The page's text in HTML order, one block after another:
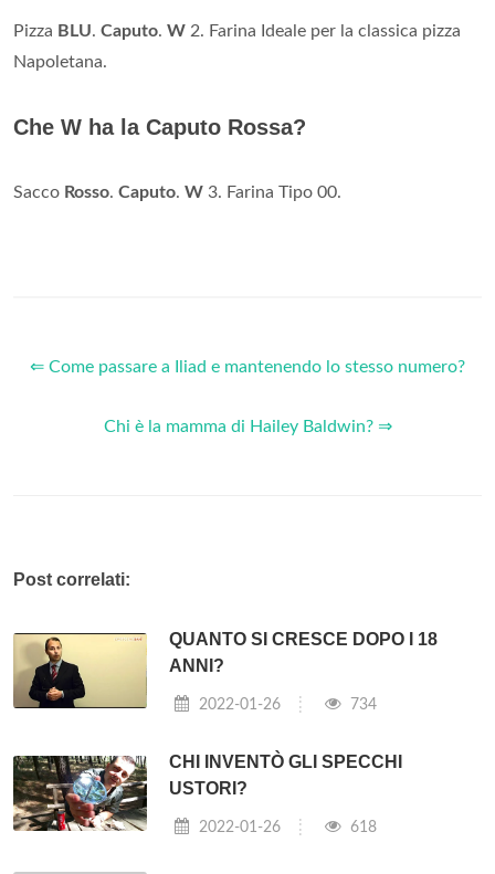
Pizza BLU. Caputo. W 2. Farina Ideale per la classica pizza
Napoletana.
Che W ha la Caputo Rossa?
Sacco Rosso. Caputo. W 3. Farina Tipo 00.
⇐ Come passare a Iliad e mantenendo lo stesso numero?
Chi è la mamma di Hailey Baldwin? ⇒
Post correlati:
QUANTO SI CRESCE DOPO I 18
ANNI?
2022-01-26 734
CHI INVENTÒ GLI SPECCHI
USTORI?
2022-01-26 618